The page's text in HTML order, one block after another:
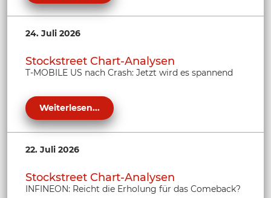
24. Juli 2026
Stockstreet Chart-Analysen
T-MOBILE US nach Crash: Jetzt wird es spannend
Weiterlesen...
22. Juli 2026
Stockstreet Chart-Analysen
INFINEON: Reicht die Erholung für das Comeback?